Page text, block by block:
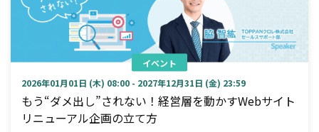
イベント
2026年01月01日 (木) 08:00 - 2027年12月31日 (金) 23:59
もう“ダメ出し”されない！経営層を動かすWebサイト
リニューアル企画の立て方